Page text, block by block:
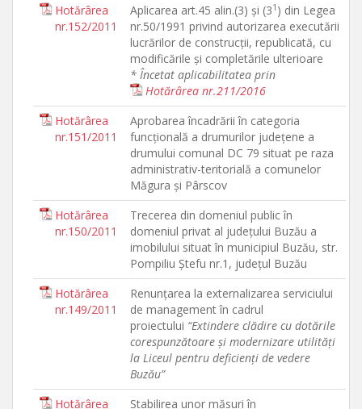
Hotărârea
nr.152/2011
Aplicarea art.45 alin.(3) şi (31 ) din Legea
nr.50/1991 privind autorizarea executării
lucrărilor de construcţii, republicată, cu
modificările şi completările ulterioare
* Încetat aplicabilitatea prin
Hotărârea nr.211/2016
Hotărârea
nr.151/2011
Aprobarea încadrării în categoria
funcţională a drumurilor judeţene a
drumului comunal DC 79 situat pe raza
administrativ-teritorială a comunelor
Măgura şi Pârscov
Hotărârea
nr.150/2011
Trecerea din domeniul public în
domeniul privat al judeţului Buzău a
imobilului situat în municipiul Buzău, str.
Pompiliu Ştefu nr.1, judeţul Buzău
Hotărârea
nr.149/2011
Renunţarea la externalizarea serviciului
de management în cadrul
proiectului “Extindere clădire cu dotările
corespunzătoare şi modernizare utilităţi
la Liceul pentru deficienţi de vedere
Buzău”
Hotărârea
Stabilirea unor măsuri în